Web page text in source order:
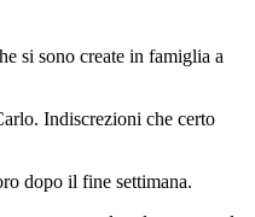
si sono create in famiglia a
Indiscrezioni che certo
dopo il fine settimana.